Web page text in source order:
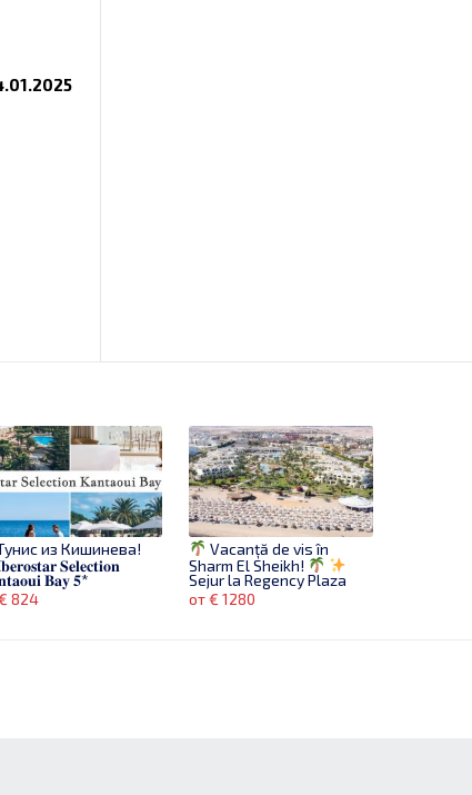
из Кишинева!
𝐒𝐞𝐥𝐞𝐜𝐭𝐢𝐨𝐧
𝐁𝐚𝐲 𝟓*
824
Vacanță de vis în
Sharm El Sheikh!
Sejur la Regency Plaza
Aqua Park 5 – Sharm El
Sheikh* de la 1280 euro/2
от € 1280